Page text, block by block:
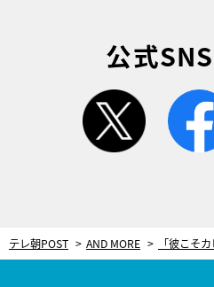
公式
twitter
テレ朝POST AND MORE